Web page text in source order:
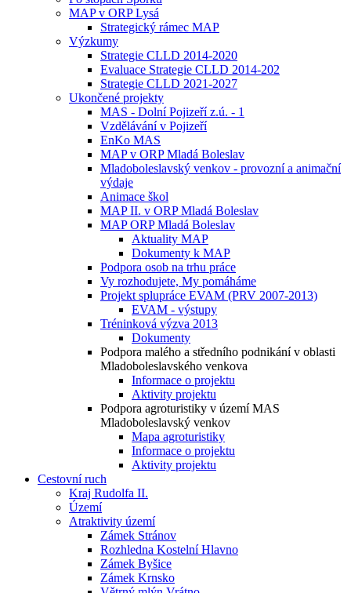
MAP v ORP Lysá
Strategický rámec MAP
Výzkumy
Strategie CLLD 2014-2020
Evaluace Strategie CLLD 2014-202
Strategie CLLD 2021-2027
Ukončené projekty
MAS - Dolní Pojizeří z.ú. - 1
Vzdělávání v Pojizeří
EnKo MAS
MAP v ORP Mladá Boleslav
Mladoboleslavský venkov - provozní a animační
výdaje
Animace škol
MAP II. v ORP Mladá Boleslav
MAP ORP Mladá Boleslav
Aktuality MAP
Dokumenty k MAP
Podpora osob na trhu práce
Vy rozhodujete, My pomáháme
Projekt splupráce EVAM (PRV 2007-2013)
EVAM - výstupy
Tréninková výzva 2013
Dokumenty
Podpora malého a středního podnikání v oblasti
Mladoboleslavského venkova
Informace o projektu
Aktivity projektu
Podpora agroturistiky v území MAS
Mladoboleslavský venkov
Mapa agroturistiky
Informace o projektu
Aktivity projektu
Cestovní ruch
Kraj Rudolfa II.
Území
Atraktivity území
Zámek Stránov
Rozhledna Kostelní Hlavno
Zámek Byšice
Zámek Krnsko